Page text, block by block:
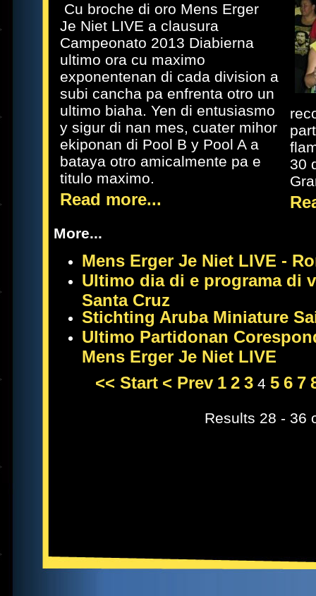
Cu broche di oro Mens Erger
Je Niet LIVE a clausura
Campeonato 2013 Diabierna
ultimo ora cu maximo
exponentenan di cada division a
subi cancha pa enfrenta otro un
ultimo biaha. Yen di entusiasmo
y sigur di nan mes, cuater mihor
ekiponan di Pool B y Pool A a
bataya otro amicalmente pa e
titulo maximo.
Read more...
30
More...
Mens Erger Je Niet LIVE -
Ultimo dia di e programa di
Santa Cruz
Stichting Aruba Miniature
Ultimo Partidonan
Mens Erger Je Niet LIVE
<< Start < Prev 1 2 3 4 5 6 7
Results 28 - 36